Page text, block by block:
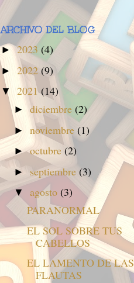
ARCHIVO DEL BLOG
►2023 (4)
► 2022(9)
▼ 2021(14)
► diciembre (2)
► noviembre (1)
►octubre (2)
► septiembre (3)
▼ agosto (3)
PARANORMAL
EL SOL SOBRE TUS
CABELLOS
EL LAMENTO DE LAS
FLAUTAS